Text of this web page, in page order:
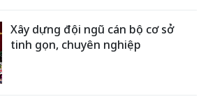
Xây dựng đội ngũ cán bộ cơ sở
tinh gọn, chuyên nghiệp